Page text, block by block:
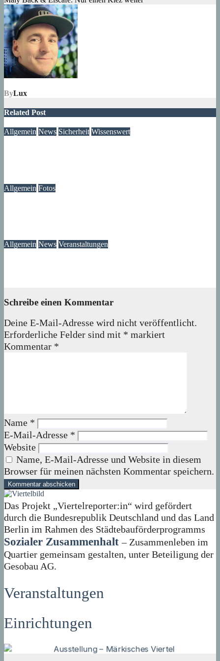
ByLux
Related Post
Allgemein News Sicherheit Wissenswert
Allgemein Fotos
Allgemein News Veranstaltungen
Schreibe einen Kommentar
Deine E-Mail-Adresse wird nicht veröffentlicht.
Erforderliche Felder sind mit * markiert
Kommentar *
Name *
E-Mail-Adresse *
Website
Name, E-Mail-Adresse und Website in diesem
Browser für meinen nächsten Kommentar speichern.
Das Projekt „Viertelreporter:in“ wird gefördert
durch die Bundesrepublik Deutschland und das Land
Berlin im Rahmen des Städtebauförderprogramms
Sozialer Zusammenhalt – Zusammenleben im
Quartier gemeinsam gestalten, unter Beteiligung der
Gesobau AG.
Veranstaltungen
Einrichtungen